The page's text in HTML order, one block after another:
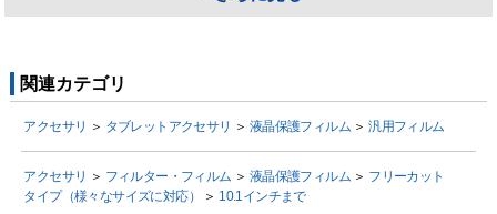
関連カテゴリ
アクセサリ ＞ タブレットアクセサリ ＞ 液晶保護フィルム ＞汎用フィルム
アクセサリ ＞ フィルター・フィルム ＞ 液晶保護フィルム ＞ フリーカット
タイプ（様々なサイズに対応）
＞ 10.1インチまで